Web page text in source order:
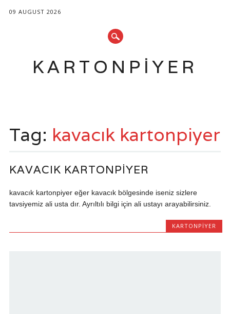
09 AUGUST 2026
KARTONPIYER
content
Tag: kavacık kartonpiyer
KAVACIK KARTONPIYER
kavacık kartonpiyer eğer kavacık bölgesinde iseniz sizlere
tavsiyemiz ali usta dır. Ayrıltılı bilgi için ali ustayı arayabilirsiniz.
KARTONPIYER